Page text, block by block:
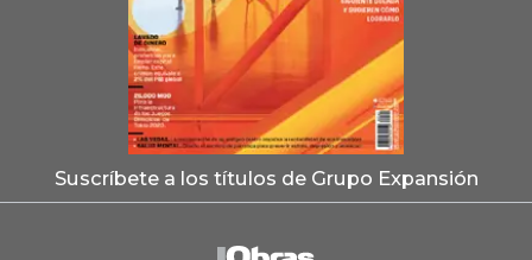
Suscríbete a los títulos de Grupo Expansión